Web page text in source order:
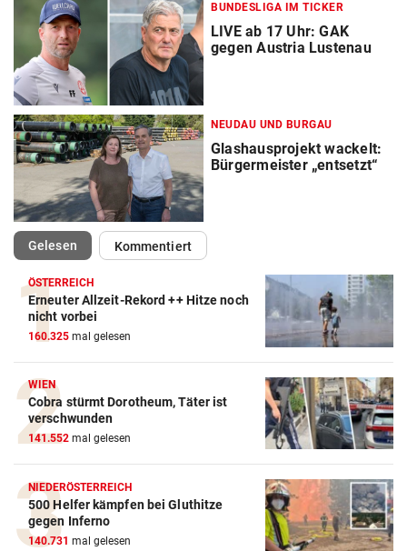
BUNDESLIGA IM TICKER
LIVE ab 17 Uhr: GAK
gegen Austria Lustenau
NEUDAU UND BURGAU
Glashausprojekt wackelt:
Bürgermeister „entsetzt“
Gelesen(ausgewählt)Kommentiert
ÖSTERREICH
Erneuter Allzeit-Rekord ++ Hitze noch
nicht vorbei
160.325 mal gelesen
WIEN
Cobra stürmt Dorotheum, Täter ist
verschwunden
141.552 mal gelesen
NIEDERÖSTERREICH
500 Helfer kämpfen bei Gluthitze
gegen Inferno
140.731 mal gelesen